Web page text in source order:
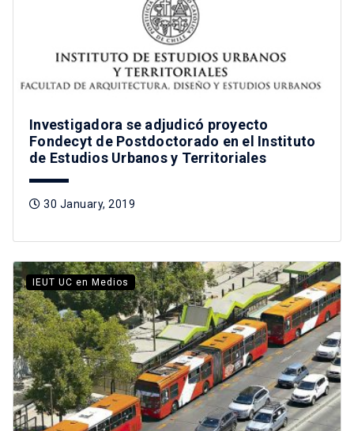
Investigadora se adjudicó proyecto
Fondecyt de Postdoctorado en el Instituto
de Estudios Urbanos y Territoriales
30 January, 2019
IEUT UC en Medios